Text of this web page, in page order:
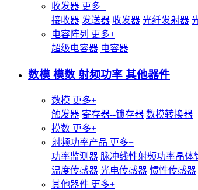
收发器 更多+
接收器 发送器 收发器 光纤发射器
电容阵列 更多+
超级电容器 电容器
数模 模数 射频功率 其他器件
数模 更多+
触发器 寄存器--锁存器 数模转换器
模数 更多+
射频功率产品 更多+
功率监测器 脉冲线性射频功率晶体
温度传感器 光电传感器 惯性传感器
其他器件 更多+